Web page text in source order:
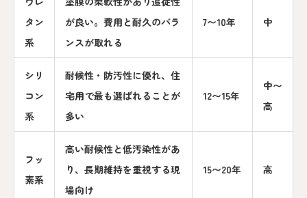
タン
系
が良い。費用と耐久のバラ
ンスが取れる
7〜10年 中
シリ
コン
系
耐候性・防汚性に優れ、住
宅用で最も選ばれることが
多い
12〜15年
中〜
高
フッ
素系
高い耐候性と低汚染性があ
り、長期維持を重視する現
場向け
15〜20年 高